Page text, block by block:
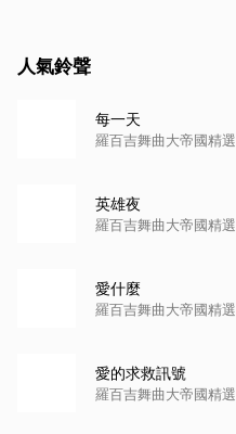
人氣鈴聲
每一天
羅百吉舞曲大帝國精選
英雄夜
羅百吉舞曲大帝國精選
愛什麼
羅百吉舞曲大帝國精選
愛的求救訊號
羅百吉舞曲大帝國精選